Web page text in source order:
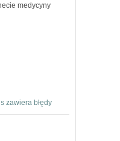
medycyny
zawiera błędy